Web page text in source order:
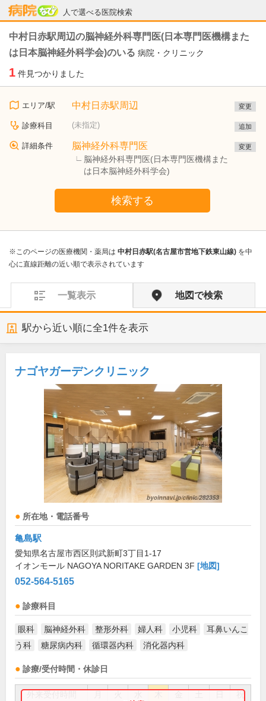
人で選べる医院検索
病院なび
中村日赤駅周辺の脳神経外科専門医(日本専門医機構また
は日本脳神経外科学会)のいる 病院・クリニック
1 件見つかりました
エリア/駅 中村日赤駅周辺 変更
診療科目 (未指定) 追加
詳細条件 脳神経外科専門医
脳神経外科専門医(日本専門医機構また
は日本脳神経外科学会)
変更
検索する
※このページの医療機関・薬局は 中村日赤駅(名古屋市営地下鉄東山線) を中
心に直線距離の近い順で表示されています
一覧表示 地図で検索
駅から近い順に全1件を表示
ナゴヤガーデンクリニック
所在地・電話番号
亀島駅
愛知県名古屋市西区則武新町3丁目1-17
イオンモール NAGOYA NORITAKE GARDEN 3F [地図]
052-564-5165
診療科目
眼科 脳神経外科 整形外科 婦人科 小児科
耳鼻いんこ
う科
糖尿病内科 循環器内科 消化器内科
診療/受付時間・休診日
祝